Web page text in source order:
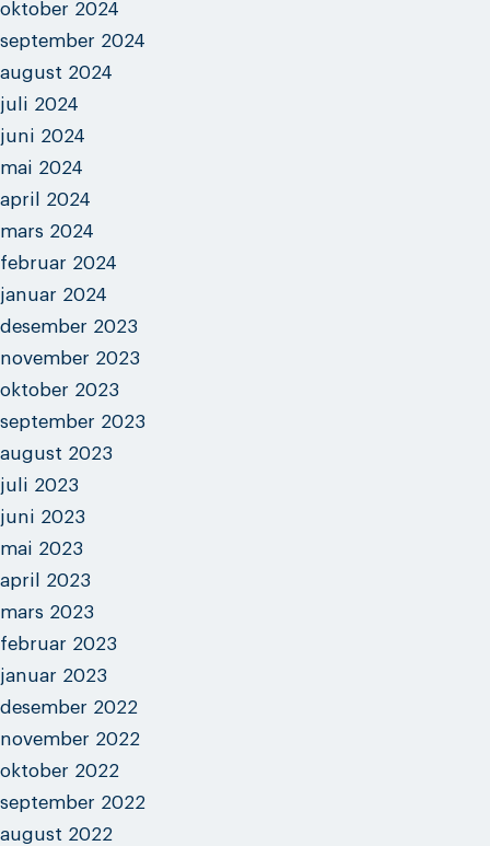
oktober 2024
september 2024
august 2024
juli 2024
juni 2024
mai 2024
april 2024
mars 2024
februar 2024
januar 2024
desember 2023
november 2023
oktober 2023
september 2023
august 2023
juli 2023
juni 2023
mai 2023
april 2023
mars 2023
februar 2023
januar 2023
desember 2022
november 2022
oktober 2022
september 2022
august 2022